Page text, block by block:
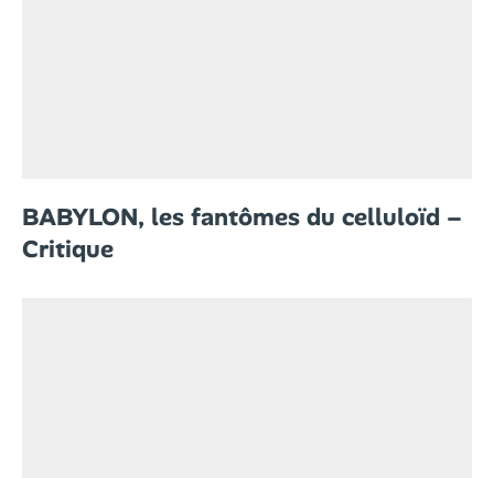
BABYLON, les fantômes du celluloïd –
Critique